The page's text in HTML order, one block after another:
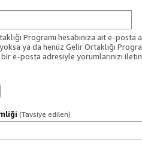
Programı hesabınıza ait e-posta
ya da henüz Gelir Ortaklığı
e-posta adresiyle yorumlarınızı
(Tavsiye edilen)